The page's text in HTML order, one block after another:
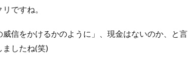
ですね。
信をかけるかのように」、現金はないのか、と言
ましたね(笑)